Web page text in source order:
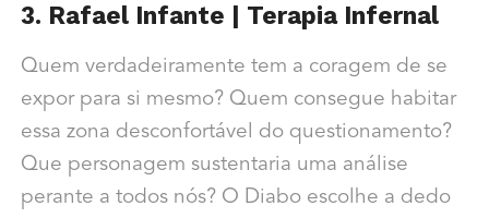
3. Rafael Infante | Terapia Infernal
Quem verdadeiramente tem a coragem de se
expor para si mesmo? Quem consegue habitar
essa zona desconfortável do questionamento?
Que personagem sustentaria uma análise
perante a todos nós? O Diabo escolhe a dedo